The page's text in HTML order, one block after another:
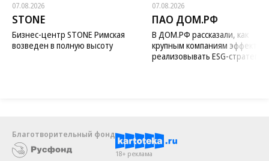
07.08.2026
STONE
Бизнес-центр STONE Римская
возведен в полную высоту
07.08.2026
ПАО ДОМ.РФ
В ДОМ.РФ рассказали, как
крупным компаниям
реализовывать ESG-стратегию
Благотворительный фонд
18+ реклама